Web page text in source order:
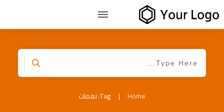
Home
| Tag: نغمات